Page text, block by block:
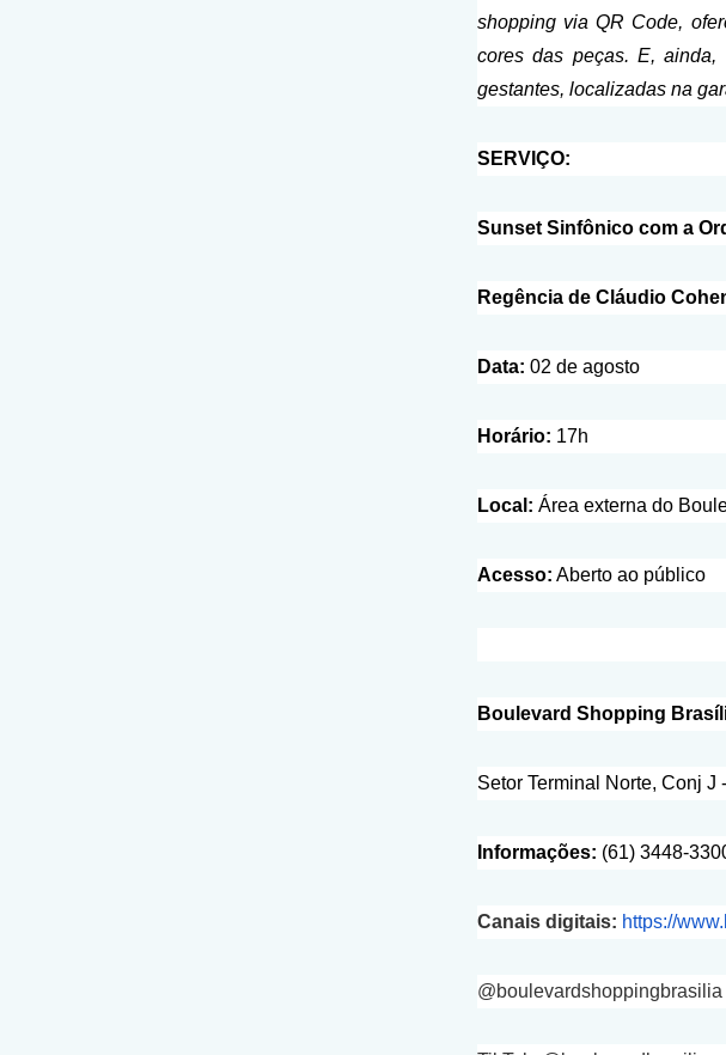
shopping via QR Code,
cores das peças. E,
gestantes, localizadas na
SERVIÇO:
Sunset Sinfônico com a
Regência de Cláudio
Data: 02 de agosto
Horário: 17h
Local: Área externa do
Acesso: Aberto ao público
Boulevard Shopping
Setor Terminal Norte, Conj J
Informações: (61) 3448-
Canais digitais: https://
@boulevardshoppingbrasilia